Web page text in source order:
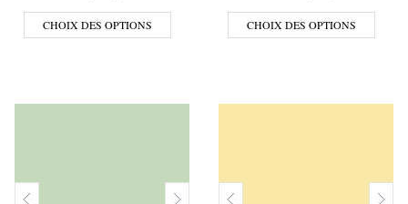
CHOIX DES OPTIONS CHOIX DES OPTIONS